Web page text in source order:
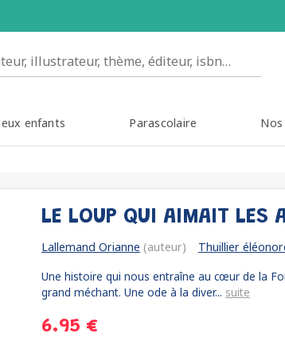
enfants Parascolaire
LE LOUP QUI AIMAIT LES
Lallemand Orianne (auteur) Thuillier
Une histoire qui nous entraîne au cœur de la
grand méchant. Une ode à la diver... suite
6.95 €